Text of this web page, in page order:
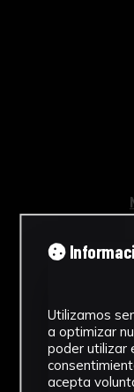
Utilizamos
a optimizar
poder utilizar
acepta